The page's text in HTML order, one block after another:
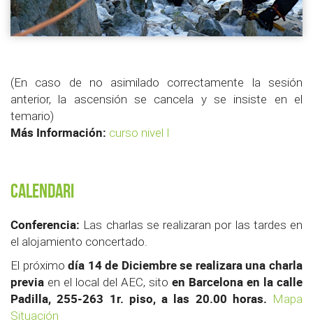
(En caso de no asimilado correctamente la sesión
anterior, la ascensión se cancela y se insiste en el
temario)
Más Información: curso nivel I
Calendari
Conferencia: Las charlas se realizaran por las tardes en
el alojamiento concertado.
El próximodía 14 de Diciembre se realizara una charla
previa en el local del AEC, sito en Barcelona en la calle
Padilla, 255-263 1r. piso, a las 20.00 horas. Mapa
Situación